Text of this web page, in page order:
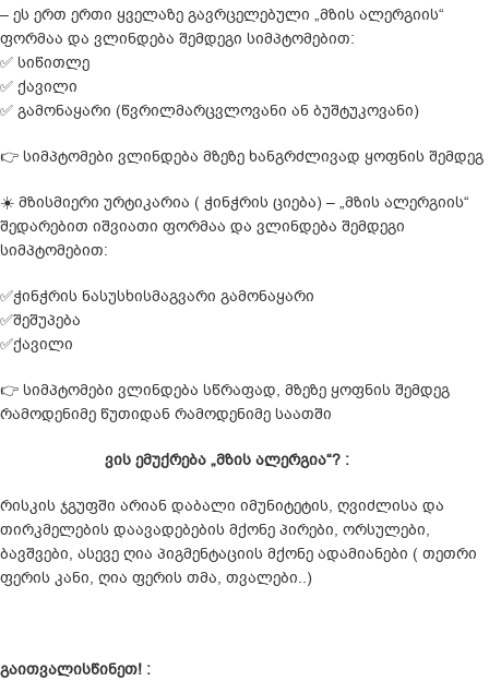
– ეს ერთ ერთი ყველაზე გავრცელებული „მზის ალერგიის“
ფორმაა და ვლინდება შემდეგი სიმპტომებით:
✅ სიწითლე
✅ ქავილი
✅ გამონაყარი (წვრილმარცვლოვანი ან ბუშტუკოვანი)
👉 სიმპტომები ვლინდება მზეზე ხანგრძლივად ყოფნის შემდეგ
☀️ მზისმიერი ურტიკარია ( ჭინჭრის ციება) – „მზის ალერგიის“
შედარებით იშვიათი ფორმაა და ვლინდება შემდეგი
სიმპტომებით:
✅ჭინჭრის ნასუსხისმაგვარი გამონაყარი
✅შეშუპება
✅ქავილი
👉 სიმპტომები ვლინდება სწრაფად, მზეზე ყოფნის შემდეგ
რამოდენიმე წუთიდან რამოდენიმე საათში
ვის ემუქრება „მზის ალერგია“? :
რისკის ჯგუფში არიან დაბალი იმუნიტეტის, ღვიძლისა და
თირკმელების დაავადებების მქონე პირები, ორსულები,
ბავშვები, ასევე ღია პიგმენტაციის მქონე ადამიანები ( თეთრი
ფერის კანი, ღია ფერის თმა, თვალები..)
გაითვალისწინეთ! :